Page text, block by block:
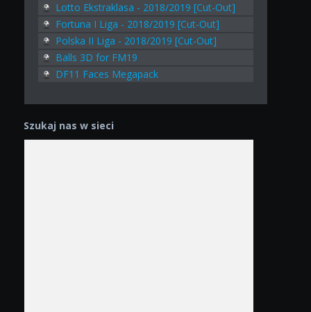
Lotto Ekstraklasa - 2018/2019 [Cut-Out]
Fortuna I Liga - 2018/2019 [Cut-Out]
Polska II Liga - 2018/2019 [Cut-Out]
Balls 3D for FM19
DF11 Faces Megapack
Szukaj nas w sieci